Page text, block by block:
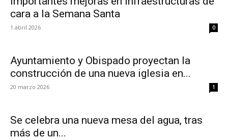
cara a la Semana Santa
1 abril 2026 0
Ayuntamiento y Obispado proyectan la
construcción de una nueva iglesia en...
20 marzo 2026 1
Se celebra una nueva mesa del agua, tras
más de un...